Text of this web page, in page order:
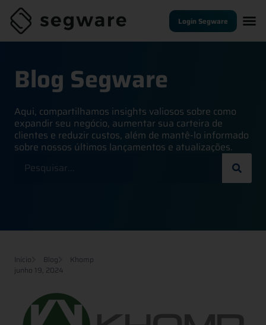
Login Segware
Blog Segware
Aqui, compartilhamos insights valiosos sobre como
expandir seu negócio, aumentar sua carteira de
clientes e reduzir custos, além de mantê-lo informado
sobre nossos últimos lançamentos e atualizações.
Início Blog
Khomp
junho 19, 2024